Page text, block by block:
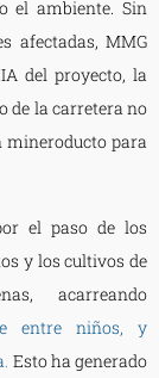
el ambiente. Sin
afectadas, MMG
del proyecto, la
de la carretera no
mineroducto para
el paso de los
y los cultivos de
acarreando
entre niños, y
. Esto ha generado